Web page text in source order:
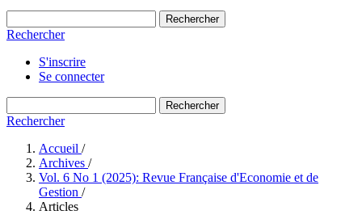
Rechercher
Rechercher
S'inscrire
Se connecter
Rechercher
Rechercher
Accueil /
Archives /
Vol. 6 No 1 (2025): Revue Française d'Economie et de
Gestion /
Articles